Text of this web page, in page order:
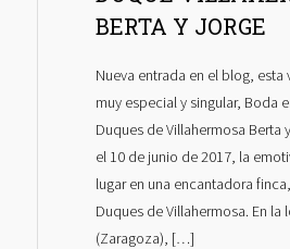
BERTA Y JORGE
Nueva entrada en el blog,
muy especial y singular, Boda
Duques de Villahermosa Berta
el 10 de junio de 2017, la
lugar en una encantadora
Duques de Villahermosa. En
(Zaragoza), […]